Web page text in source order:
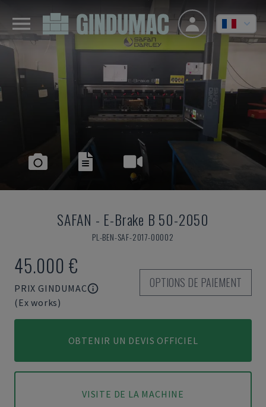
SAFAN - E-Brake B 50-2050
PL-BEN-SAF-2017-00002
45.000 €
PRIX GINDUMAC
(Ex works)
OPTIONS DE PAIEMENT
OBTENIR UN DEVIS OFFICIEL
VISITE DE LA MACHINE